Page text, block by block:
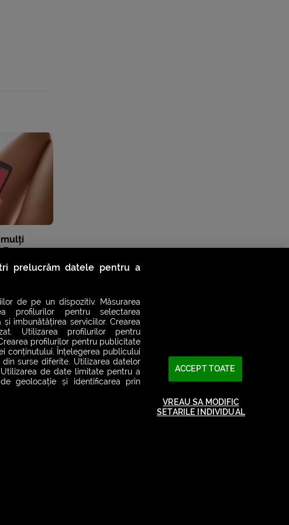
mulți
o
prelucrăm datele pentru a
de pe un dispozitiv. Măsurarea
profilurilor pentru selectarea
îmbunătățirea serviciilor. Crearea
Utilizarea profilurilor pentru
profilurilor pentru publicitate
conținutului. Înțelegerea publicului
surse diferite. Utilizarea datelor
de date limitate pentru a
geolocație și identificarea prin
ACCEPT TOATE
VREAU SA MODIFIC
SETARILE INDIVIDUAL